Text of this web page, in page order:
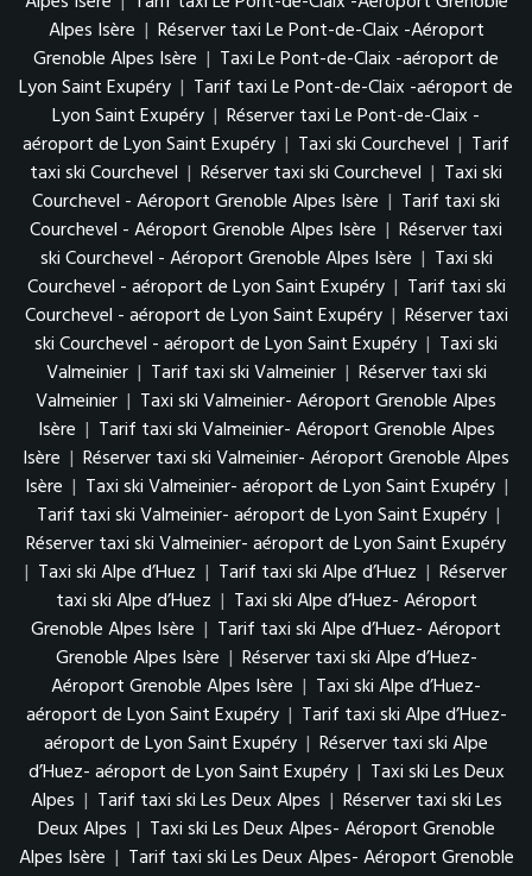
Alpes Isère | Réserver taxi Le Pont-de-Claix -Aéroport
Grenoble Alpes Isère | Taxi Le Pont-de-Claix -aéroport de
Lyon Saint Exupéry | Tarif taxi Le Pont-de-Claix -aéroport de
Lyon Saint Exupéry | Réserver taxi Le Pont-de-Claix -
aéroport de Lyon Saint Exupéry | Taxi ski Courchevel | Tarif
taxi ski Courchevel | Réserver taxi ski Courchevel | Taxi ski
Courchevel - Aéroport Grenoble Alpes Isère | Tarif taxi ski
Courchevel - Aéroport Grenoble Alpes Isère | Réserver taxi
ski Courchevel - Aéroport Grenoble Alpes Isère | Taxi ski
Courchevel - aéroport de Lyon Saint Exupéry | Tarif taxi ski
Courchevel - aéroport de Lyon Saint Exupéry | Réserver taxi
ski Courchevel - aéroport de Lyon Saint Exupéry | Taxi ski
Valmeinier | Tarif taxi ski Valmeinier | Réserver taxi ski
Valmeinier | Taxi ski Valmeinier- Aéroport Grenoble Alpes
Isère | Tarif taxi ski Valmeinier- Aéroport Grenoble Alpes
Isère | Réserver taxi ski Valmeinier- Aéroport Grenoble Alpes
Isère | Taxi ski Valmeinier- aéroport de Lyon Saint Exupéry |
Tarif taxi ski Valmeinier- aéroport de Lyon Saint Exupéry |
Réserver taxi ski Valmeinier- aéroport de Lyon Saint Exupéry
| Taxi ski Alpe d’Huez | Tarif taxi ski Alpe d’Huez | Réserver
taxi ski Alpe d’Huez | Taxi ski Alpe d’Huez- Aéroport
Grenoble Alpes Isère | Tarif taxi ski Alpe d’Huez- Aéroport
Grenoble Alpes Isère | Réserver taxi ski Alpe d’Huez-
Aéroport Grenoble Alpes Isère | Taxi ski Alpe d’Huez-
aéroport de Lyon Saint Exupéry | Tarif taxi ski Alpe d’Huez-
aéroport de Lyon Saint Exupéry | Réserver taxi ski Alpe
d’Huez- aéroport de Lyon Saint Exupéry | Taxi ski Les Deux
Alpes | Tarif taxi ski Les Deux Alpes | Réserver taxi ski Les
Deux Alpes | Taxi ski Les Deux Alpes- Aéroport Grenoble
Alpes Isère | Tarif taxi ski Les Deux Alpes- Aéroport Grenoble